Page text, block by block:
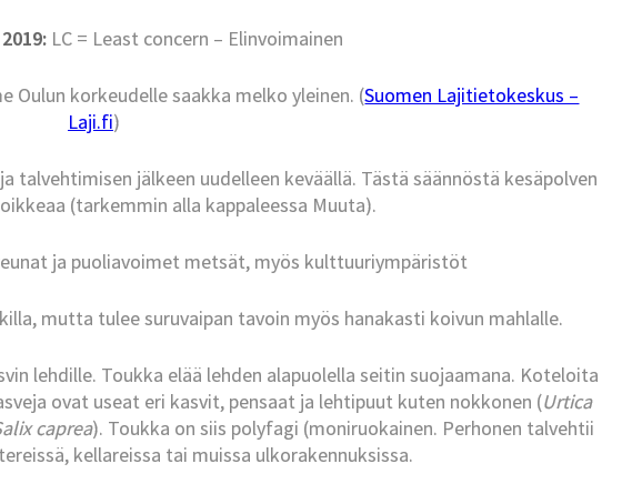
LC = Least concern – Elinvoimainen
Oulun korkeudelle saakka melko yleinen. (Suomen Lajitietokeskus –
Laji.fi)
talvehtimisen jälkeen uudelleen keväällä. Tästä säännöstä kesäpolven
(tarkemmin alla kappaleessa Muuta).
ja puoliavoimet metsät, myös kulttuuriympäristöt
mutta tulee suruvaipan tavoin myös hanakasti koivun mahlalle.
lehdille. Toukka elää lehden alapuolella seitin suojaamana. Koteloita
ovat useat eri kasvit, pensaat ja lehtipuut kuten nokkonen (Urtica
caprea). Toukka on siis polyfagi (moniruokainen. Perhonen talvehtii
kellareissa tai muissa ulkorakennuksissa.